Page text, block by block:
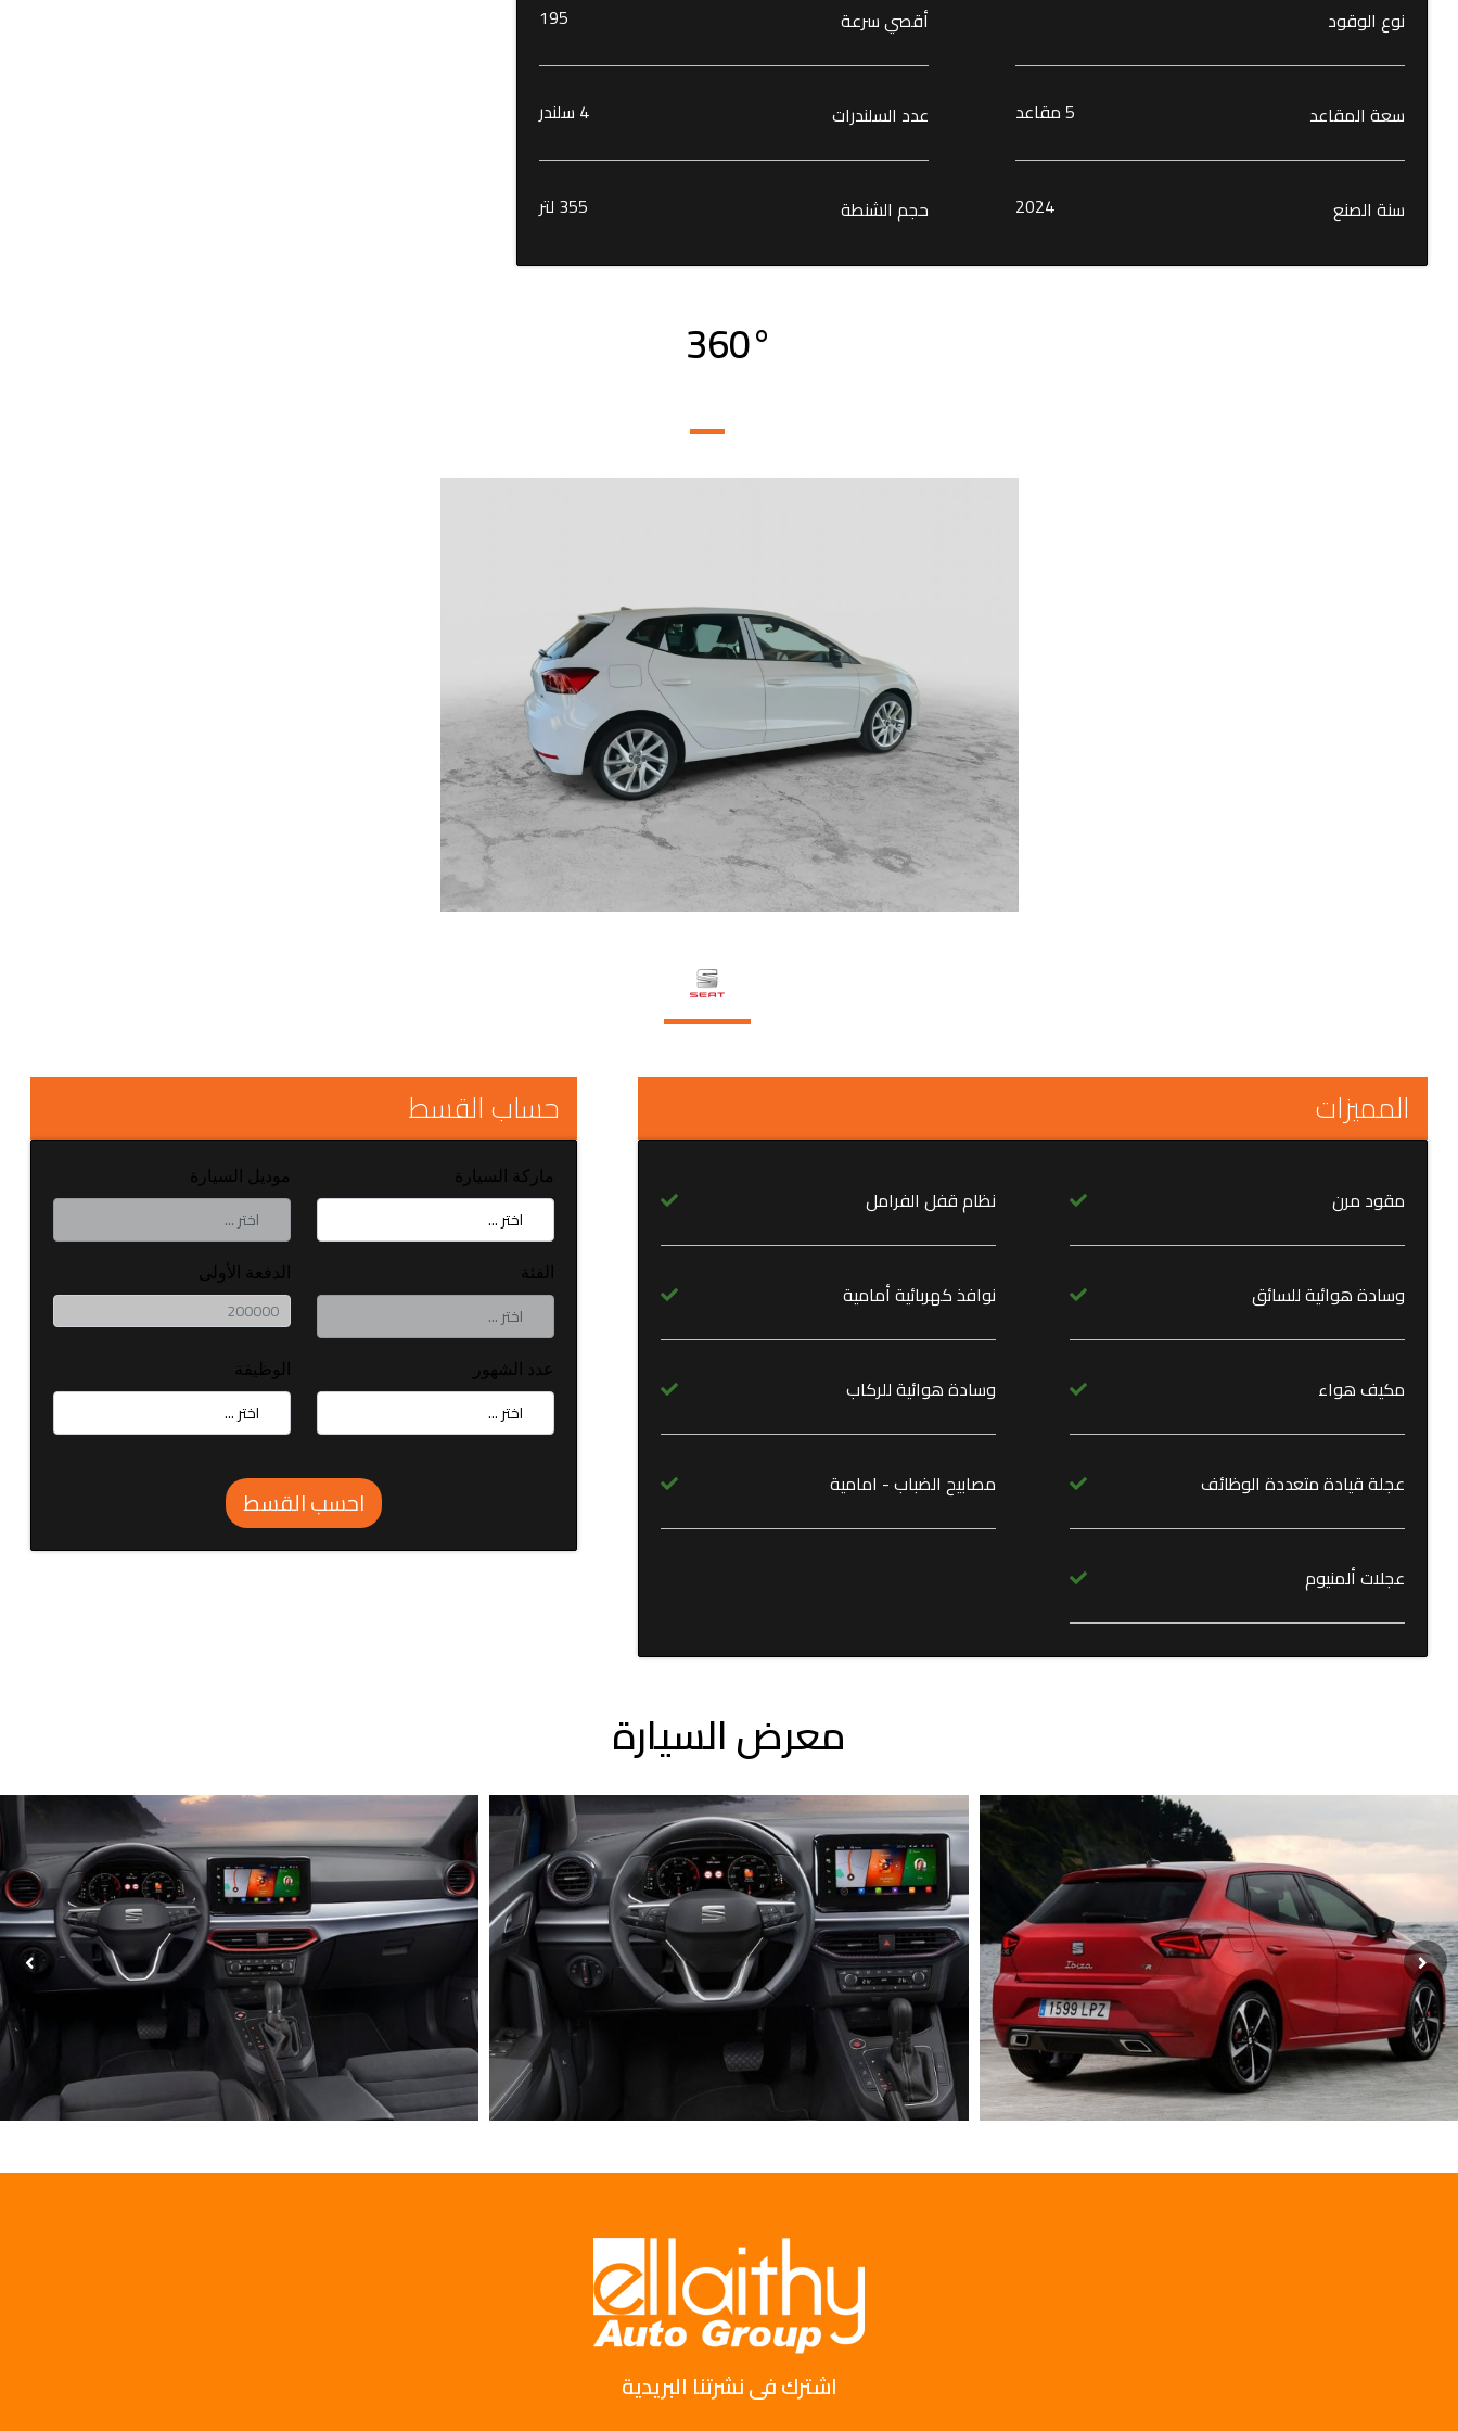
نوع الوقود أقصي سرعة 195
سعة المقاعد 5 مقاعد عدد السلندرات 4 سلندر
سنة الصنع 2024 حجم الشنطة 355 لتر
360°
المميزات
مقود مرن نظام قفل الفرامل
وسادة هوائية للسائق نوافذ كهربائية أمامية
مكيف هواء وسادة هوائية للركاب
عجلة قيادة متعددة الوظائف مصابيح الضباب - امامية
عجلات ألمنيوم
حساب القسط
ماركة السيارة موديل السيارة
الفئة الدفعة الأولى
عدد الشهور الوظيفة
احسب القسط
معرض السيارة
اشترك فى نشرتنا البريدية